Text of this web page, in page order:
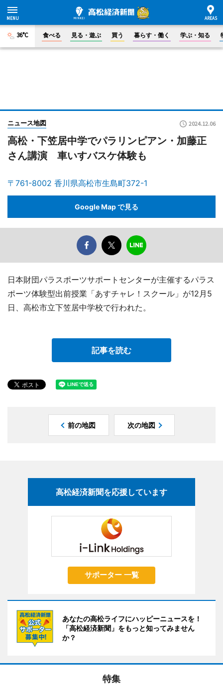
36°C 食べる 見る・遊ぶ 買う 暮らす・働く 学ぶ・知る
ニュース地図 2024.12.06
高松・下笠居中学でパラリンピアン・加藤正
さん講演 車いすバスケ体験も
〒761-8002 香川県高松市生島町372-1
Google Map で見る
日本財団パラスポーツサポートセンターが主催するパラス
ポーツ体験型出前授業「あすチャレ！スクール」が12月5
日、高松市立下笠居中学校で行われた。
記事を読む
前の地図 次の地図
高松経済新聞を応援しています
サポーター 一覧
あなたの高松ライフにハッピーニュースを！
「高松経済新聞」をもっと知ってみません
か？
特集